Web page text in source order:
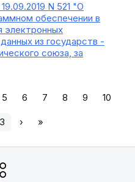
N 521 "О
обеспечении в
электронных
из государств -
союза, за
5 6 7 8 9 10
› »